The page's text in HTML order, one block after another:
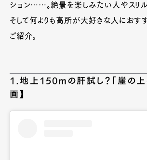
ション……。絶景を楽しみたい人やスリル
そして何よりも高所が大好きな人におす
ご紹介。
1.地上150mの肝試し？「崖の上
画】